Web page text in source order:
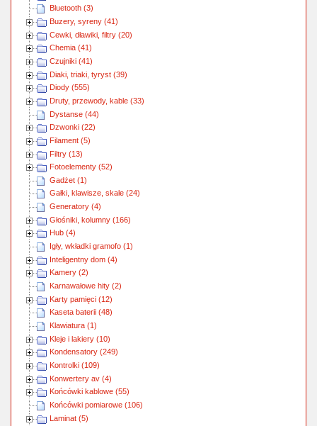
Bluetooth (3)
Buzery, syreny (41)
Cewki, dławiki, filtry (20)
Chemia (41)
Czujniki (41)
Diaki, triaki, tyryst (39)
Diody (555)
Druty, przewody, kable (33)
Dystanse (44)
Dzwonki (22)
Filament (5)
Filtry (13)
Fotoelementy (52)
Gadżet (1)
Gałki, klawisze, skale (24)
Generatory (4)
Głośniki, kolumny (166)
Hub (4)
Igły, wkładki gramofo (1)
Inteligentny dom (4)
Kamery (2)
Karnawałowe hity (2)
Karty pamięci (12)
Kaseta baterii (48)
Klawiatura (1)
Kleje i lakiery (10)
Kondensatory (249)
Kontrolki (109)
Konwertery av (4)
Końcówki kablowe (55)
Końcówki pomiarowe (106)
Laminat (5)